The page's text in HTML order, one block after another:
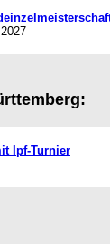
Ipf-Turnier